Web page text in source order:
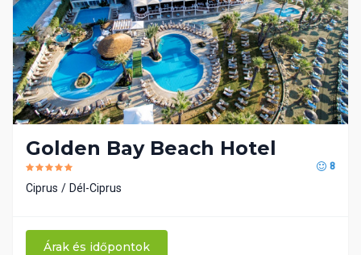
Golden Bay Beach Hotel
8
Ciprus Dél-Ciprus
Árak és időpontok